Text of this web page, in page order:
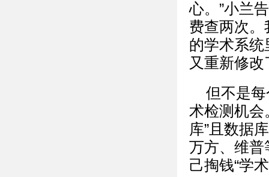
心。”小兰
费查两次
的学术系
又重新修改
但不是
术检测机会
库”且数据
万方、维普
己掏钱“学